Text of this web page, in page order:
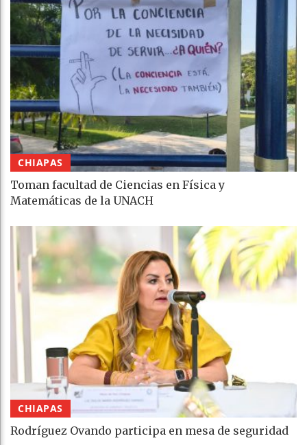
CHIAPAS
Toman facultad de Ciencias en Física y
Matemáticas de la UNACH
CHIAPAS
Rodríguez Ovando participa en mesa de seguridad